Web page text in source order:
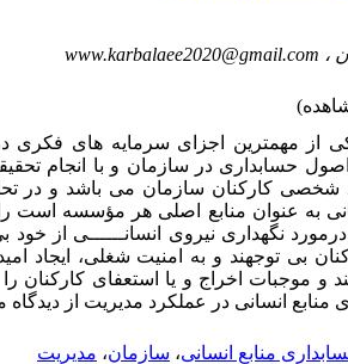
، www.karbalaee2020@gmail.com
از مهمترین اجزای سرمایه های
اصول حسابداری در سازمان و با انجام
شخصی کارکنان سازمان می باشد و در
به عنوان منابع اصلی هر مؤسسه است
نگهداری نیروی انسانــــــی از
بی توجهند و به امنیت شغلی، ایجاد
و موجبات اخراج و یا استعفای کارکنان
منابع انسانی در عملکرد مدیریت از
منابع انسانی، سازمان، مدیریت